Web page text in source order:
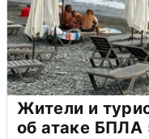
Жители и
об атаке БПЛА